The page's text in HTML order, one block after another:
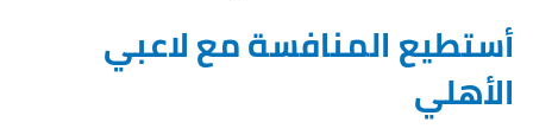
أستطيع المنافسة مع لاعبي
الأهلي